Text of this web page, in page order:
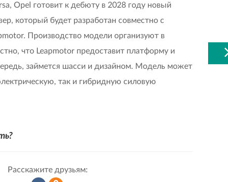
Opel готовит к дебюту в 2028 году новый
который будет разработан совместно с
Производство модели организуют в
что Leapmotor предоставит платформу и
займется шасси и дизайном. Модель может
так и гибридную силовую
Расскажите друзьям: